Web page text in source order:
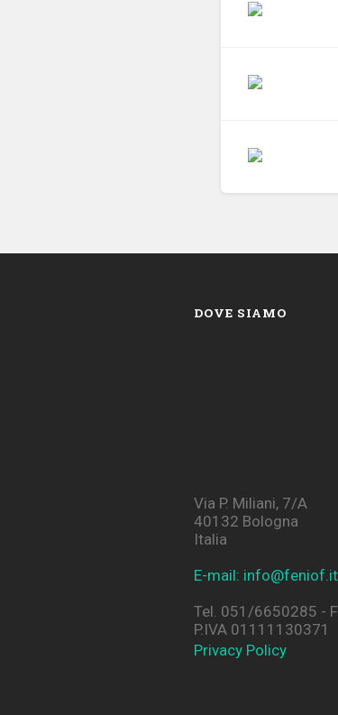
DOVE SIAMO
Via P. Miliani, 7/A
40132 Bologna
Italia
E-mail: info@feniof.it
Tel. 051/6650285 -
P.IVA 01111130371
Privacy Policy